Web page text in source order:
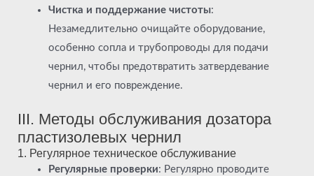
Чистка и поддержание чистоты:
Незамедлительно очищайте оборудование,
особенно сопла и трубопроводы для подачи
чернил, чтобы предотвратить затвердевание
чернил и его повреждение.
III. Методы обслуживания дозатора
пластизолевых чернил
1. Регулярное техническое обслуживание
Регулярные проверки: Регулярно проводите